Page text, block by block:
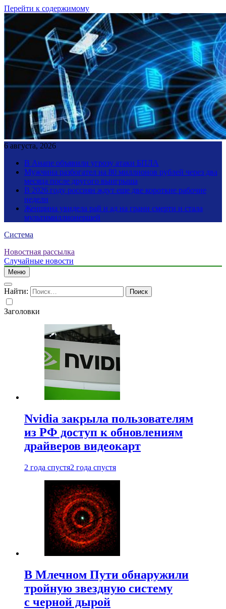
Перейти к содержимому
6 августа, 2026
В Анапе объявили угрозу атаки БПЛА
Мужчина разбогател на 80 миллионов рублей через два
месяца после другого выигрыша
В 2026 году россиян ждут еще две короткие рабочие
недели
Женщина увидела рай и ад на грани смерти и стала
мультимиллионершей
Система
Новостная рассылка
Случайные новости
Меню
Найти:
Заголовки
Nvidia закрыла пользователям
из РФ доступ к обновлениям
драйверов видеокарт
2 года спустя2 года спустя
В Млечном Пути обнаружили
тройную звездную систему
с черной дырой